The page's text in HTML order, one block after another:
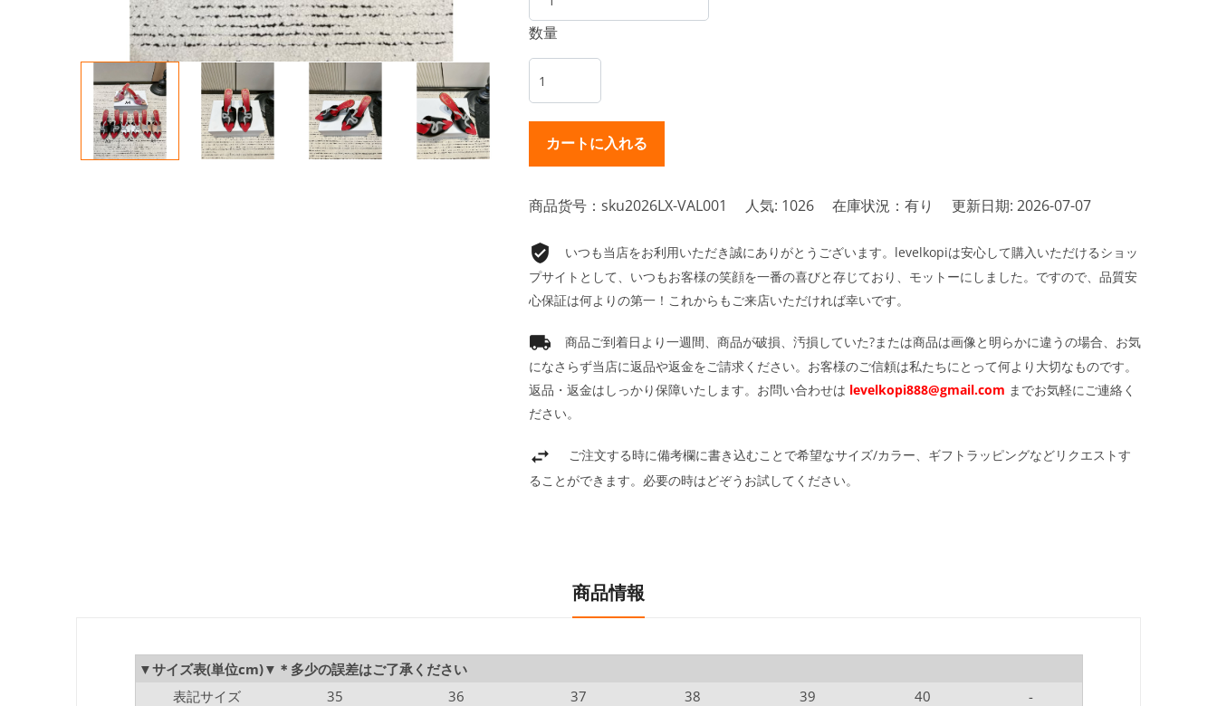
数量
商品货号：sku2026LX-VAL001 人気: 1026 在庫状況：有り 更新日期: 2026-07-07
いつも当店をお利用いただき誠にありがとうございます。levelkopiは安心して購入いただけるショッ
プサイトとして、いつもお客様の笑顔を一番の喜びと存じており、モットーにしました。ですので、品質安
心保証は何よりの第一！これからもご来店いただければ幸いです。
商品ご到着日より一週間、商品が破損、汚損していた?または商品は画像と明らかに違うの場合、お気
になさらず当店に返品や返金をご請求ください。お客様のご信頼は私たちにとって何より大切なものです。
返品・返金はしっかり保障いたします。お問い合わせは levelkopi888@gmail.com までお気軽にご連絡く
ださい。
ご注文する時に備考欄に書き込むことで希望なサイズ/カラー、ギフトラッピングなどリクエストす
ることができます。必要の時はどぞうお試してください。
商品情報
▼サイズ表(単位cm)▼＊多少の誤差はご了承ください
表記サイズ
35 36 37 38 39 40
-